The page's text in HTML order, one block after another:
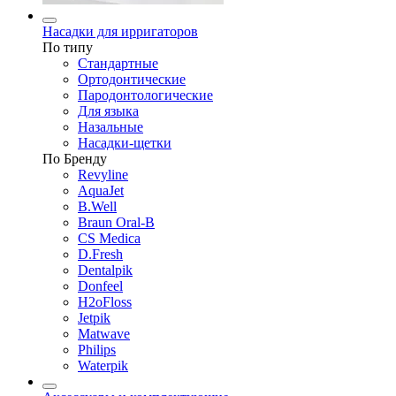
Насадки для ирригаторов
По типу
Стандартные
Ортодонтические
Пародонтологические
Для языка
Назальные
Насадки-щетки
По Бренду
Revyline
AquaJet
B.Well
Braun Oral-B
CS Medica
D.Fresh
Dentalpik
Donfeel
H2oFloss
Jetpik
Matwave
Philips
Waterpik